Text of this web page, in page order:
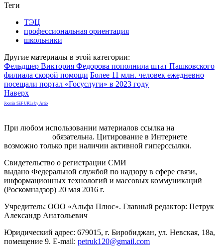
Теги
ТЭЦ
профессиональная ориентация
школьники
Другие материалы в этой категории:
Фельдшер Виктория Федорова пополнила штат Пашковского
филиала скорой помощи Более 11 млн. человек ежедневно
посещали портал «Госуслуги» в 2023 году
Наверх
Joomla SEF URLs by Artio
При любом использовании материалов ссылка на
обязательна. Цитирование в Интернете
возможно только при наличии активной гиперссылки.
Свидетельство о регистрации СМИ
выдано Федеральной службой по надзору в сфере связи,
информационных технологий и массовых коммуникаций
(Роскомнадзор) 20 мая 2016 г.
Учредитель: ООО «Альфа Плюс». Главный редактор: Петрук
Александр Анатольевич
Юридический адрес: 679015, г. Биробиджан, ул. Невская, 18а,
помещение 9. E-mail: petruk120@gmail.com